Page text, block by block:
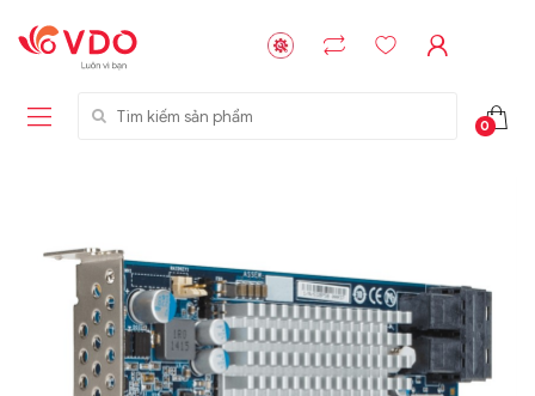
Tìm kiếm sản phẩm
0
NVMe™ SSD
Storage Micron -
64GB - 15.36TB
G593-ZD1 (rev.
AAX1)